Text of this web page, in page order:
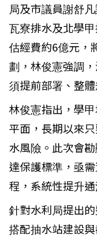
局及市議員謝舒
瓦寮排水及北學
估經費約6億元，
劃，林俊憲強調
須提前部署、整
林俊憲指出，學
平面，長期以來
水風險。此次會
達保護標準，亟
程，系統性提升
針對水利局提出
搭配抽水站建設